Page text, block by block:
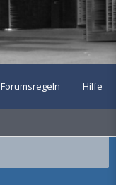
Forumsregeln Hilfe